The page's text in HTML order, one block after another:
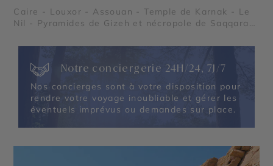
Caire - Louxor - Assouan - Temple de Karnak - Le
Nil - Pyramides de Gizeh et nécropole de Saqqarah
des Reines
Notre conciergerie 24H/24, 7J/7
Nos concierges sont à votre disposition pour
rendre votre voyage inoubliable et gérer les
éventuels imprévus ou demandes sur place.